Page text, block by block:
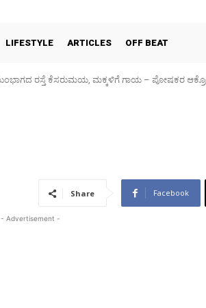
LIFESTYLE ARTICLES OFF BEAT
ರಸ್ತೆ ಕೆಸರುಮಯ, ಮಕ್ಕಳಿಗೆ ಗಾಯ – ಪೋಷಕರ ಆಕ್ರೋಶ
Market-06/08/2026
Share Facebook
- Advertisement -